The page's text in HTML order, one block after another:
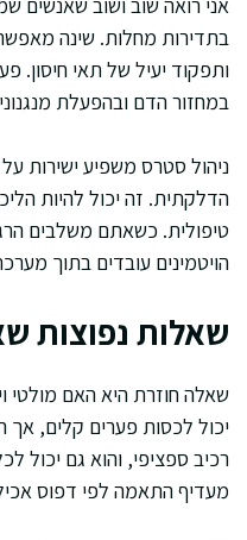
בתדירות מחלות. שינה
ותפקוד יעיל של תאי חיסון.
במחזור הדם ובהפעלת מנגנוני
ניהול סטרס משפיע ישירות
הדלקתית. זה יכול להיות
טיפולית. כשאתם משלבים
הויטמינים עובדים בתוך
שאלות נפוצות
שאלה חוזרת היא האם מולטי
יכול לכסות פערים קלים, אך
רכיב ספציפי, והוא גם יכול
מעדיף התאמה לפי דפוס